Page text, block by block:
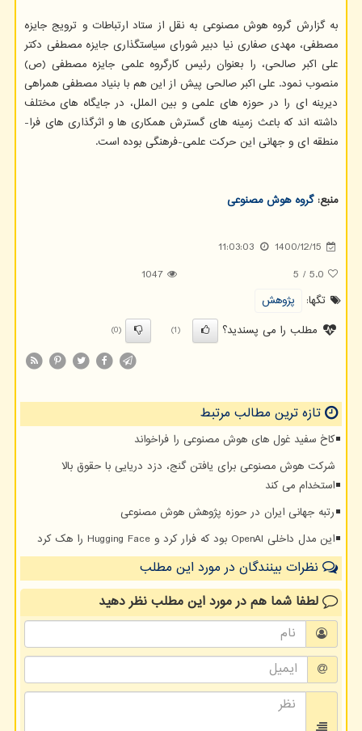
به گزارش گروه هوش مصنوعی به نقل از ستاد ارتباطات و ترویج جایزه
مصطفی، مهدی صفاری نیا دبیر شورای سیاستگذاری جایزه مصطفی دکتر
علی اکبر صالحی، را بعنوان رئیس کارگروه علمی جایزه مصطفی (ص)
منصوب نمود. علی اکبر صالحی پیش از این هم با بنیاد مصطفی همراهی
دیرینه ای را در حوزه های علمی و بین الملل، در جایگاه های مختلف
داشته اند که باعث زمینه های گسترش همکاری ها و اثرگذاری های فرا-
منطقه ای و جهانی این حرکت علمی-فرهنگی بوده است.
منبع:گروه هوش مصنوعی
1400/12/15
11:03:03
5.0
/
5
1047
تگها:
پژوهش
مطلب را می پسندید؟
(1)
(0)
تازه ترین مطالب مرتبط
کاخ سفید غول های هوش مصنوعی را فراخواند
شرکت هوش مصنوعی برای یافتن گنج، دزد دریایی با حقوق بالا
استخدام می کند
رتبه جهانی ایران در حوزه پژوهش هوش مصنوعی
این مدل داخلی OpenAI بود که فرار کرد و Hugging Face را هک کرد
نظرات بینندگان در مورد این مطلب
لطفا شما همدر مورد این مطلبنظر دهید